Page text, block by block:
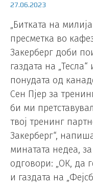
27.06.2023
„Битката на
пресметка во
Закерберг доби
газдата на
понудата од
Сен Пјер за
би ми
твој тренинг
Закерберг“,
минатата недеа,
одговори: „ОК, да
и газдата на